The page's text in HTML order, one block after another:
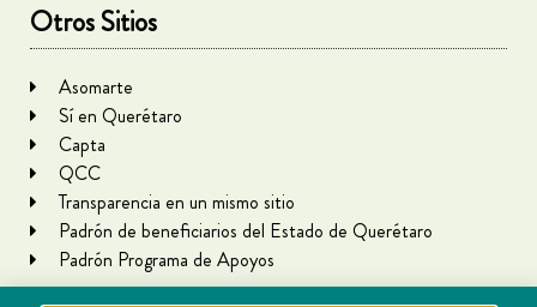
Otros Sitios
Asomarte
Sí en Querétaro
Capta
QCC
Transparencia en un mismo sitio
Padrón de beneficiarios del Estado de Querétaro
Padrón Programa de Apoyos